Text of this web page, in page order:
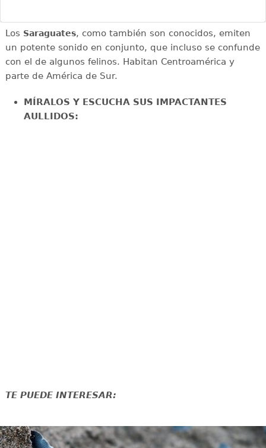
Los Saraguates, como también son conocidos, emiten
un potente sonido en conjunto, que incluso se confunde
con el de algunos felinos. Habitan Centroamérica y
parte de América de Sur.
MÍRALOS Y ESCUCHA SUS IMPACTANTES
AULLIDOS:
TE PUEDE INTERESAR: